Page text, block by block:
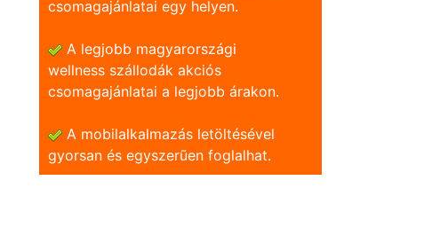
csomagajánlatai egy helyen.
A legjobb magyarországi
wellness szállodák akciós
csomagajánlatai a legjobb árakon.
A mobilalkalmazás letöltésével
gyorsan és egyszerũen foglalhat.